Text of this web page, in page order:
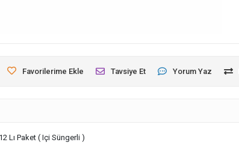
Favorilerime Ekle Tavsiye Et Yorum Yaz
Lı Paket ( Içi Süngerli )